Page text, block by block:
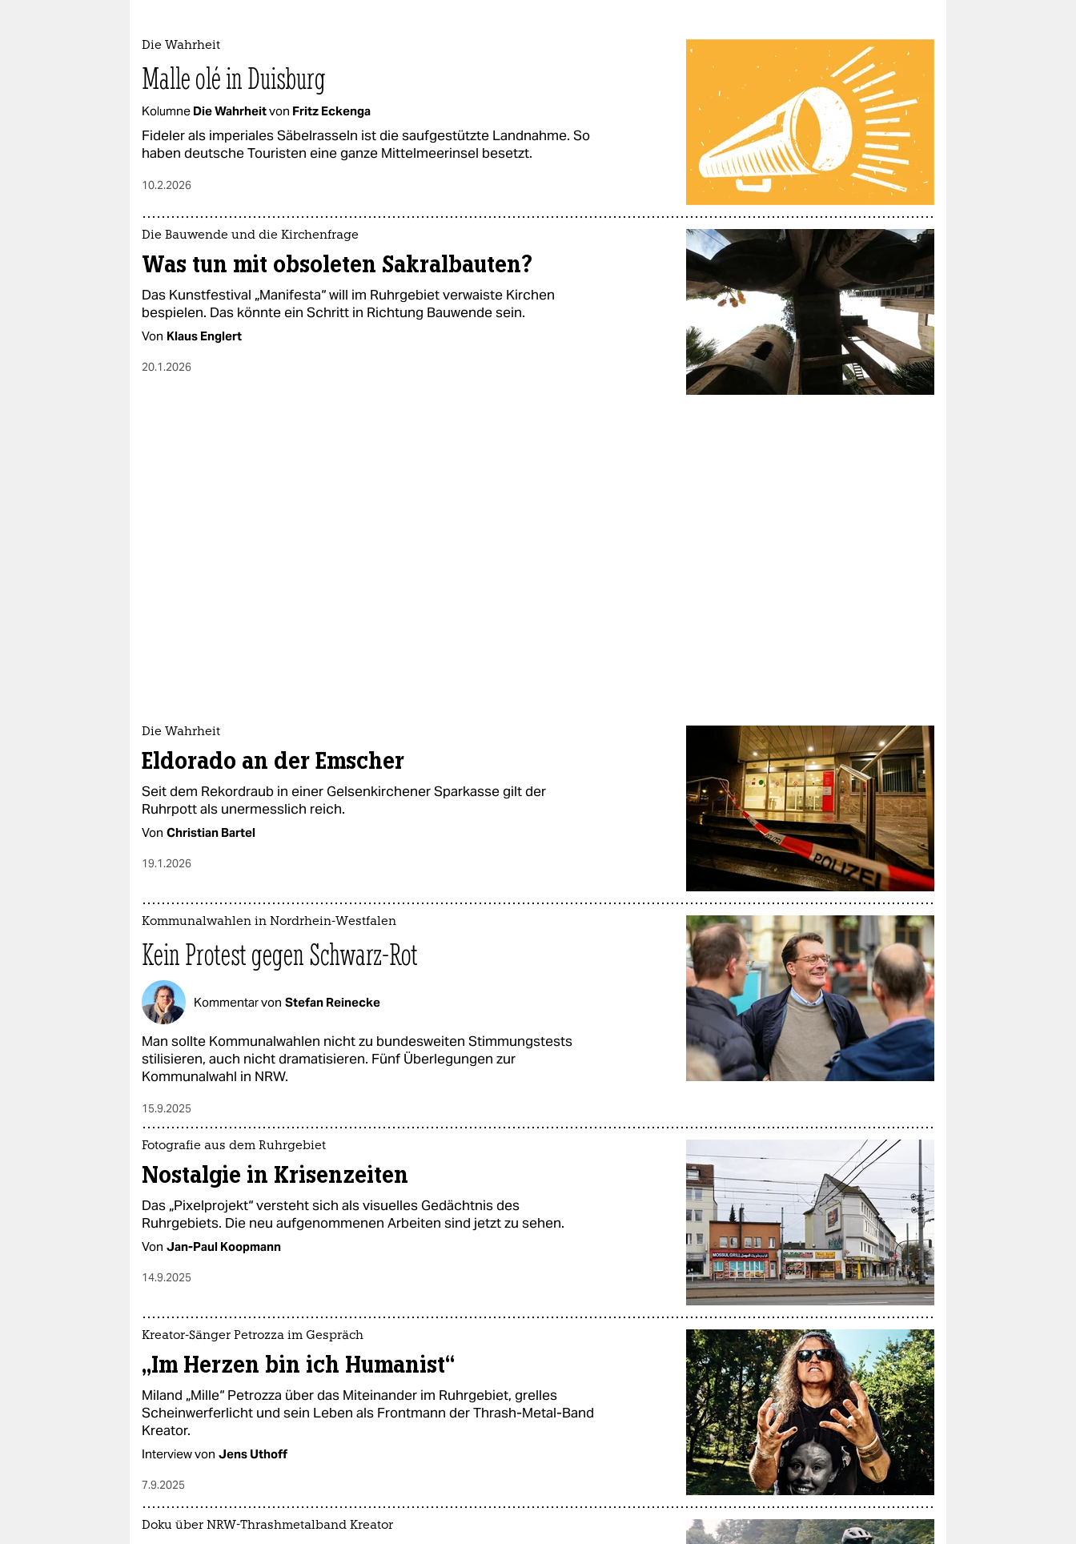
Die Wahrheit
Malle olé in Duisburg
Kolumne Die Wahrheitvon Fritz Eckenga
Fideler als imperiales Säbelrasseln ist die saufgestützte Landnahme. So
haben deutsche Touristen eine ganze Mittelmeerinsel besetzt.
10.2.2026
Die Bauwende und die Kirchenfrage
Was tun mit obsoleten Sakralbauten?
Das Kunstfestival „Manifesta“ will im Ruhrgebiet verwaiste Kirchen
bespielen. Das könnte ein Schritt in Richtung Bauwende sein.
Von Klaus Englert
20.1.2026
Die Wahrheit
Eldorado an der Emscher
Seit dem Rekordraub in einer Gelsenkirchener Sparkasse gilt der
Ruhrpott als unermesslich reich.
Von Christian Bartel
19.1.2026
Kommunalwahlen in Nordrhein-Westfalen
Kein Protest gegen Schwarz-Rot
Kommentar von Stefan Reinecke
Man sollte Kommunalwahlen nicht zu bundesweiten Stimmungstests
stilisieren, auch nicht dramatisieren. Fünf Überlegungen zur
Kommunalwahl in NRW.
15.9.2025
Fo­to­gra­fie aus dem Ruhrgebiet
Nostalgie in Krisenzeiten
Das „Pixelprojekt“ versteht sich als visuelles Gedächtnis des
Ruhrgebiets. Die neu aufgenommenen Arbeiten sind jetzt zu sehen.
Von Jan-Paul Koopmann
14.9.2025
Kreator-Sänger Petrozza im Gespräch
„Im Herzen bin ich Humanist“
Miland „Mille“ Petrozza über das Miteinander im Ruhrgebiet, grelles
Scheinwerferlicht und sein Leben als Frontmann der Thrash-Metal-Band
Kreator.
Interview von Jens Uthoff
7.9.2025
Doku über NRW-Thrashmetalband Kreator